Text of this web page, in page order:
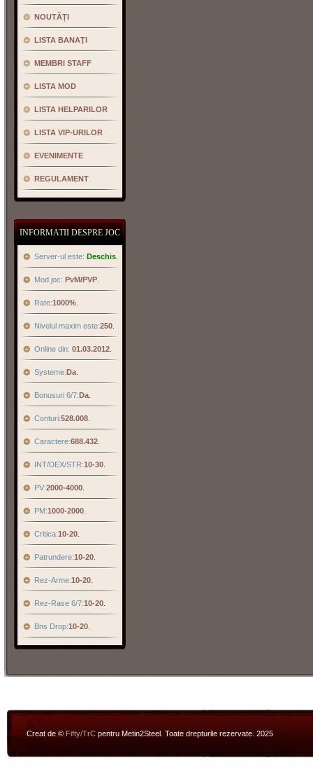
NOUTĂȚI
LISTA BANAŢI
MEMBRI STAFF
LISTA MOD
LISTA HELPARILOR
LISTA VIP-URILOR
EVENIMENTE
REGULAMENT
INFORMATII DESPRE JOC
Server-ul este: Deschis
Mod joc: PvM/PVP
Rate:1000%
Nivelul maxim este:250
Online din: 01.03.2012
Systeme:Da
Bonusuri 6/7:Da
Conturi:528.008
Caractere:688.432
INT/DEX/STR:10-30
PV:2000-4000
PM:1000-2000
Critica:10-20
Patrundere:10-20
Rez-Arme:10-20
Rez-Rase 6/7:10-20
Bns Drop:10-20
Creat de © Fifty/TrC pentru Metin2Steel. Toate drepturile rezervate. 2025